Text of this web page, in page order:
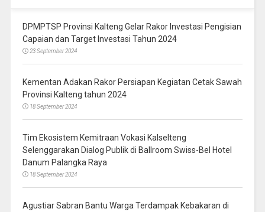
DPMPTSP Provinsi Kalteng Gelar Rakor Investasi Pengisian
Capaian dan Target Investasi Tahun 2024
23 September 2024
Kementan Adakan Rakor Persiapan Kegiatan Cetak Sawah
Provinsi Kalteng tahun 2024
18 September 2024
Tim Ekosistem Kemitraan Vokasi Kalselteng
Selenggarakan Dialog Publik di Ballroom Swiss-Bel Hotel
Danum Palangka Raya
18 September 2024
Agustiar Sabran Bantu Warga Terdampak Kebakaran di